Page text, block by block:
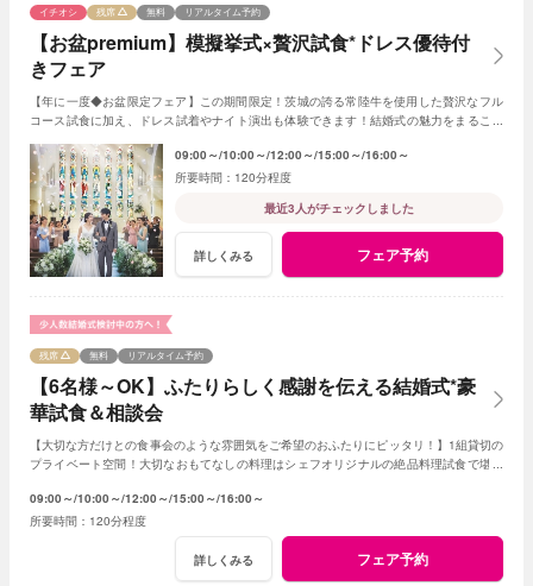
【お盆premium】模擬挙式×贅沢試食*ドレス優待付
きフェア
イチオシ 残席 無料 リアルタイム予約
【年に一度◆お盆限定フェア】この期間限定！茨城の誇る常陸牛を使用した贅沢なフル
コース試食に加え、ドレス試着やナイト演出も体験できます！結婚式の魅力をまるごと
09:00～ 10:00～ 12:00～ 15:00～ 16:00～
120分程度
最近3人がチェックしました
詳しくみる フェア予約
【6名様～OK】ふたりらしく感謝を伝える結婚式*豪
華試食＆相談会
残席 無料 リアルタイム予約
【大切な方だけとの食事会のような雰囲気をご希望のおふたりにピッタリ！】1組貸切の
プライベート空間！大切なおもてなしの料理はシェフオリジナルの絶品料理試食で堪能
09:00～ 10:00～ 12:00～ 15:00～ 16:00～
120分程度
詳しくみる フェア予約